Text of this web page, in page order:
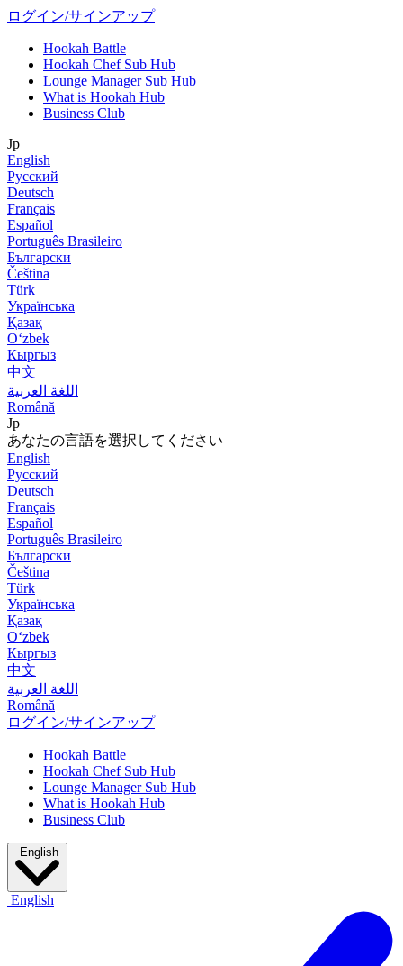
ログイン/サインアップ
Hookah Battle
Hookah Chef Sub Hub
Lounge Manager Sub Hub
What is Hookah Hub
Business Club
Jp
English
Русский
Deutsch
Français
Español
Português Brasileiro
Български
Čeština
Türk
Українська
Қазақ
Оʻzbek
Кыргыз
中文
اللغة العربية
Română
Jp
あなたの言語を選択してください
English
Русский
Deutsch
Français
Español
Português Brasileiro
Български
Čeština
Türk
Українська
Қазақ
Оʻzbek
Кыргыз
中文
اللغة العربية
Română
ログイン/サインアップ
Hookah Battle
Hookah Chef Sub Hub
Lounge Manager Sub Hub
What is Hookah Hub
Business Club
English
English